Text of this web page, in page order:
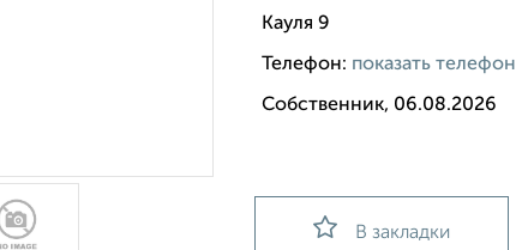
Кауля 9
Телефон: показать телефон
Собственник, 06.08.2026
В закладки